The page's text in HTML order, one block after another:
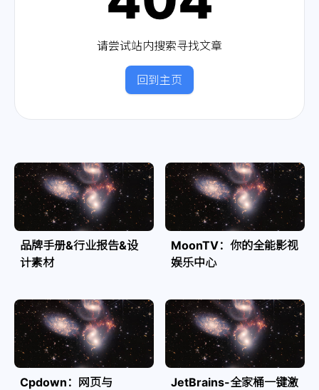
请尝试站内搜索寻找文章
回到主页
品牌手册&行业报告&设
计素材
MoonTV：你的全能影视
娱乐中心
Cpdown：网页与
JetBrains-全家桶一键激